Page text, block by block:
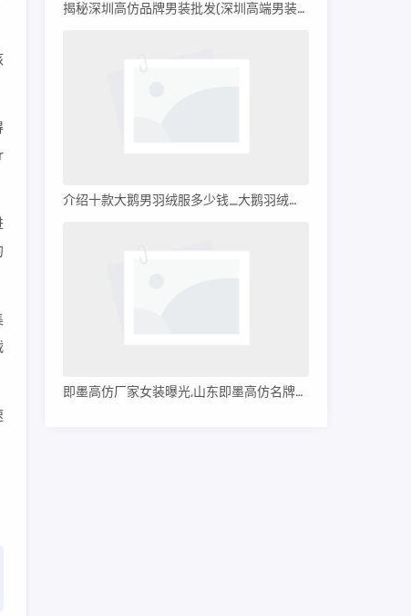
揭秘深圳高仿品牌男装批发(深圳高端男装批发)
介绍十款大鹅男羽绒服多少钱_大鹅羽绒服多少钱?
即墨高仿厂家女装曝光,山东即墨高仿名牌服装